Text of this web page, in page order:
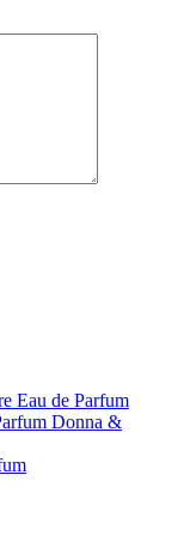
Eau de Parfum
Donna &